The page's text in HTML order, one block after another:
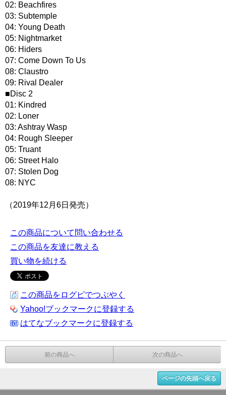
02: Beachfires
03: Subtemple
04: Young Death
05: Nightmarket
06: Hiders
07: Come Down To Us
08: Claustro
09: Rival Dealer
■Disc 2
01: Kindred
02: Loner
03: Ashtray Wasp
04: Rough Sleeper
05: Truant
06: Street Halo
07: Stolen Dog
08: NYC
（2019年12月6日発売）
この商品について問い合わせる
この商品を友達に教える
買い物を続ける
この商品をログピでつぶやく
Yahoo!ブックマークに登録する
はてなブックマークに登録する
前の商品へ 次の商品へ
ページの先頭へ戻る